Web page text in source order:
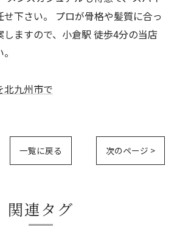
せ下さい。 プロが骨格や髪質に合っ
しますので、小倉駅 徒歩4分の当店
北九州市で
一覧に戻る 次のページ >
関連タグ